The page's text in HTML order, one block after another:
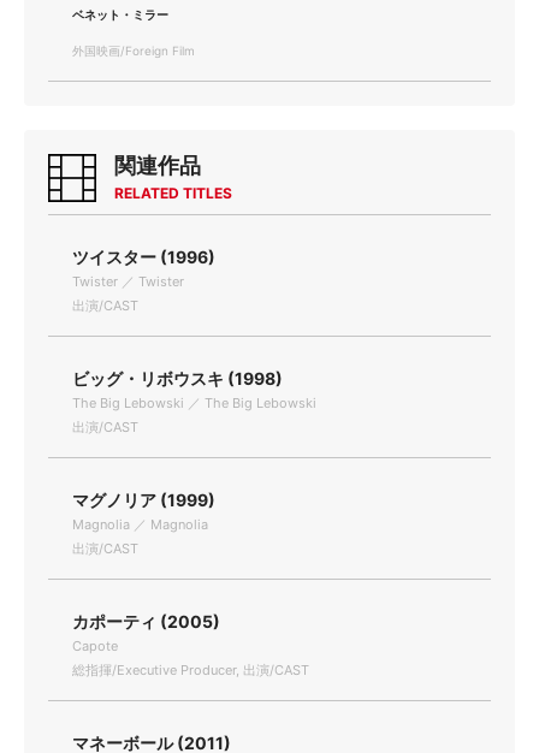
ベネット・ミラー
外国映画/Foreign Film
関連作品
RELATED TITLES
ツイスター (1996)
Twister ／ Twister
出演/CAST
ビッグ・リボウスキ (1998)
The Big Lebowski ／ The Big Lebowski
出演/CAST
マグノリア (1999)
Magnolia ／ Magnolia
出演/CAST
カポーティ (2005)
Capote
総指揮/Executive Producer, 出演/CAST
マネーボール (2011)